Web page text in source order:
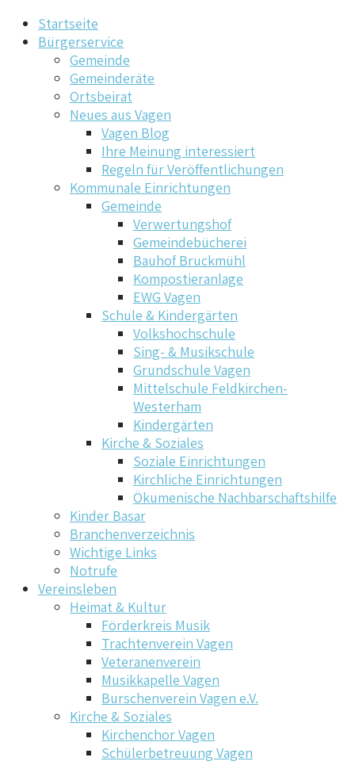
Startseite
Bürgerservice
Gemeinde
Gemeinderäte
Ortsbeirat
Neues aus Vagen
Vagen Blog
Ihre Meinung interessiert
Regeln für Veröffentlichungen
Kommunale Einrichtungen
Gemeinde
Verwertungshof
Gemeindebücherei
Bauhof Bruckmühl
Kompostieranlage
EWG Vagen
Schule & Kindergärten
Volkshochschule
Sing- & Musikschule
Grundschule Vagen
Mittelschule Feldkirchen-
Westerham
Kindergärten
Kirche & Soziales
Soziale Einrichtungen
Kirchliche Einrichtungen
Ökumenische Nachbarschaftshilfe
Kinder Basar
Branchenverzeichnis
Wichtige Links
Notrufe
Vereinsleben
Heimat & Kultur
Förderkreis Musik
Trachtenverein Vagen
Veteranenverein
Musikkapelle Vagen
Burschenverein Vagen e.V.
Kirche & Soziales
Kirchenchor Vagen
Schülerbetreuung Vagen